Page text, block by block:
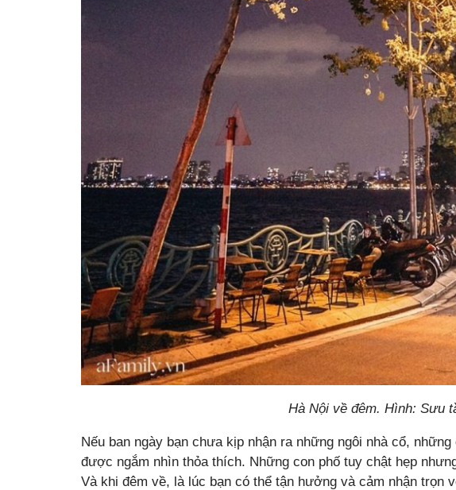
Hà Nội về đêm. Hình: Sưu
Nếu ban ngày bạn chưa kịp nhận ra những ngôi nhà cổ,
được ngắm nhìn thỏa thích. Những con phố tuy chật hẹp
Và khi đêm về, là lúc bạn có thể tận hưởng và cảm nhận trọn